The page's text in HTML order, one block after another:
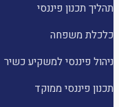
תהליך תכנון פיננסי
כלכלת משפחה
ניהול פיננסי למשקיע כשיר
תכנון פיננסי ממוקד